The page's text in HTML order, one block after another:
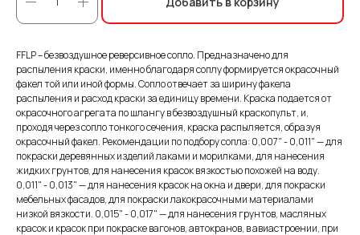
FFLP – безвоздушное реверсивное сопло. Предназначено для
распыления краски, именно благодаря соплу формируется окрасочный
факел той или иной формы. Сопло отвечает за ширину факела
распыления и расход краски за единицу времени. Краска подается от
окрасочного агрегата по шлангу в безвоздушный краскопульт, и,
проходя через сопло тонкого сечения, краска распыляется, образуя
окрасочный факел. Рекомендации по подбору сопла: 0,007" - 0,011" — для
покраски деревянных изделий лаками и морилками, для нанесения
жидких грунтов, для нанесения красок вязкостью похожей на воду.
0,011" - 0,013" — для нанесения красок на окна и двери, для покраски
мебельных фасадов, для покраски лакокрасочными материалами
низкой вязкости. 0,015" - 0,017" — для нанесения грунтов, масляных
красок и красок при покраске вагонов, автокранов, в авиастроении, при